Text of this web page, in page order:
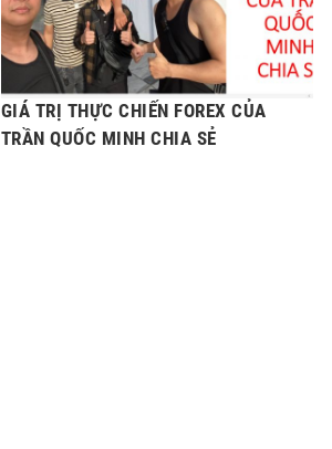
GIÁ TRỊ THỰC CHIẾN FOREX CỦA
TRẦN QUỐC MINH CHIA SẺ